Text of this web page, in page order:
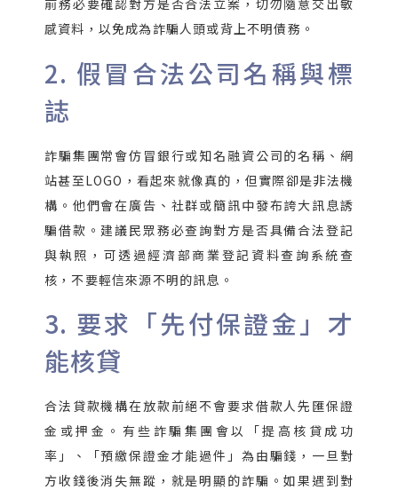
前務必要確認對方是否合法立案，切勿隨意交出敏
感資料，以免成為詐騙人頭或背上不明債務。
2. 假冒合法公司名稱與標
誌
詐騙集團常會仿冒銀行或知名融資公司的名稱、網
站甚至LOGO，看起來就像真的，但實際卻是非法機
構。他們會在廣告、社群或簡訊中發布誇大訊息誘
騙借款。建議民眾務必查詢對方是否具備合法登記
與執照，可透過經濟部商業登記資料查詢系統查
核，不要輕信來源不明的訊息。
3. 要求「先付保證金」才
能核貸
合法貸款機構在放款前絕不會要求借款人先匯保證
金或押金。有些詐騙集團會以「提高核貸成功
率」、「預繳保證金才能過件」為由騙錢，一旦對
方收錢後消失無蹤，就是明顯的詐騙。如果遇到對